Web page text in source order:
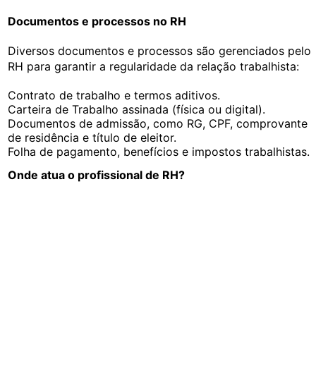
Documentos e processos no RH
Diversos documentos e processos são gerenciados pelo
RH para garantir a regularidade da relação trabalhista:
Contrato de trabalho e termos aditivos.
Carteira de Trabalho assinada (física ou digital).
Documentos de admissão, como RG, CPF, comprovante
de residência e título de eleitor.
Folha de pagamento, benefícios e impostos trabalhistas.
Onde atua o profissional de RH?